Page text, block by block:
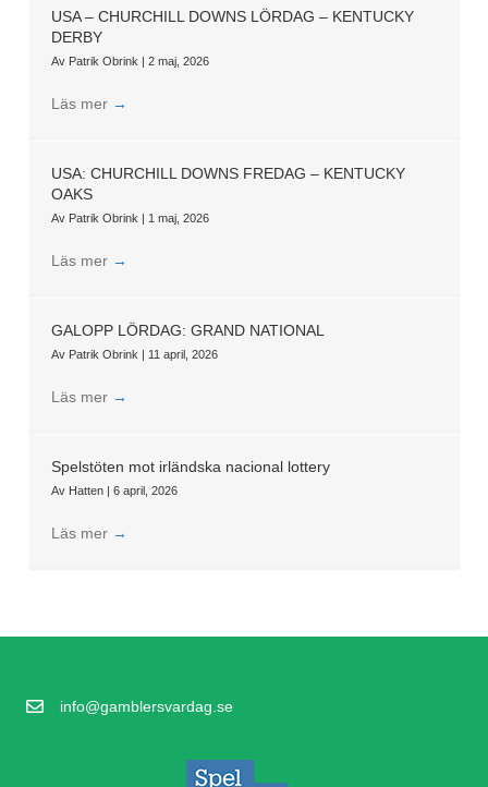
USA – CHURCHILL DOWNS LÖRDAG – KENTUCKY
DERBY
Av Patrik Obrink | 2 maj, 2026
Läs mer →
USA: CHURCHILL DOWNS FREDAG – KENTUCKY
OAKS
Av Patrik Obrink | 1 maj, 2026
Läs mer →
GALOPP LÖRDAG: GRAND NATIONAL
Av Patrik Obrink | 11 april, 2026
Läs mer →
Spelstöten mot irländska nacional lottery
Av Hatten | 6 april, 2026
Läs mer →
info@gamblersvardag.se